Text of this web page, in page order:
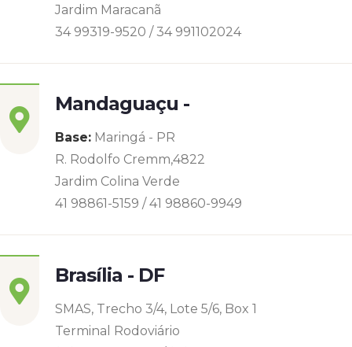
Jardim Maracanã
34 99319-9520 / 34 991102024
Mandaguaçu -
Base: Maringá - PR
R. Rodolfo Cremm,4822
Jardim Colina Verde
41 98861-5159 / 41 98860-9949
Brasília - DF
SMAS, Trecho 3/4, Lote 5/6, Box 1
Terminal Rodoviário